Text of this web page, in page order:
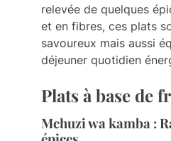
relevée de quelques
et en fibres, ces plats
savoureux mais aussi
déjeuner quotidien
Plats à base de
Mchuzi wa kamba :